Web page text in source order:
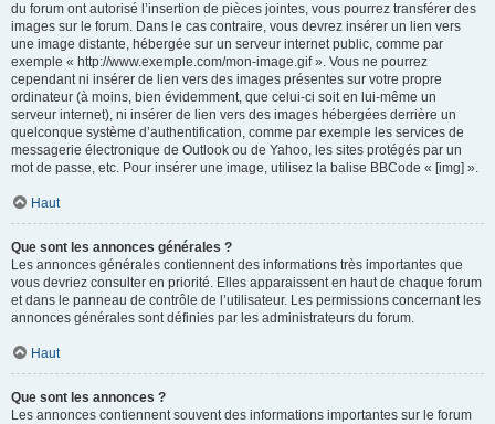
du forum ont autorisé l’insertion de pièces jointes, vous pourrez transférer des
images sur le forum. Dans le cas contraire, vous devrez insérer un lien vers
une image distante, hébergée sur un serveur internet public, comme par
exemple « http://www.exemple.com/mon-image.gif ». Vous ne pourrez
cependant ni insérer de lien vers des images présentes sur votre propre
ordinateur (à moins, bien évidemment, que celui-ci soit en lui-même un
serveur internet), ni insérer de lien vers des images hébergées derrière un
quelconque système d’authentification, comme par exemple les services de
messagerie électronique de Outlook ou de Yahoo, les sites protégés par un
mot de passe, etc. Pour insérer une image, utilisez la balise BBCode « [img] ».
Haut
Que sont les annonces générales ?
Les annonces générales contiennent des informations très importantes que
vous devriez consulter en priorité. Elles apparaissent en haut de chaque forum
et dans le panneau de contrôle de l’utilisateur. Les permissions concernant les
annonces générales sont définies par les administrateurs du forum.
Haut
Que sont les annonces ?
Les annonces contiennent souvent des informations importantes sur le forum